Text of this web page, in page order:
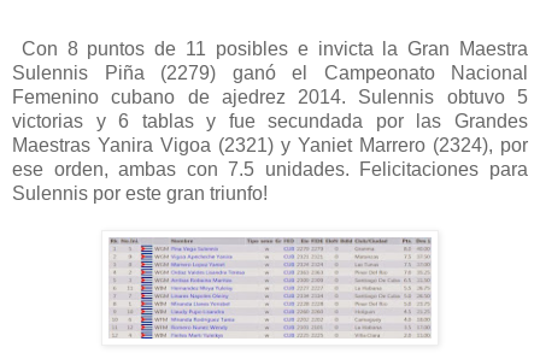
Con 8 puntos de 11 posibles e invicta la Gran Maestra
Sulennis Piña (2279) ganó el Campeonato Nacional
Femenino cubano de ajedrez 2014. Sulennis obtuvo 5
victorias y 6 tablas y fue secundada por las Grandes
Maestras Yanira Vigoa (2321) y Yaniet Marrero (2324), por
ese orden, ambas con 7.5 unidades. Felicitaciones para
Sulennis por este gran triunfo!